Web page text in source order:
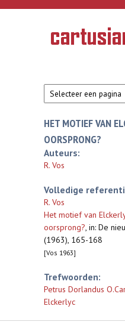
Overslaan en naar de inhoud gaan
Geschiedenis
van de
HET MOTIEF VAN
OORSPRONG?
Auteurs:
R. Vos
Volledige
R. Vos
Het motief van
oorsprong?, in: De
(1963), 165-168
[Vos 1963]
Trefwoorden:
Petrus Dorlandus
Elckerlyc